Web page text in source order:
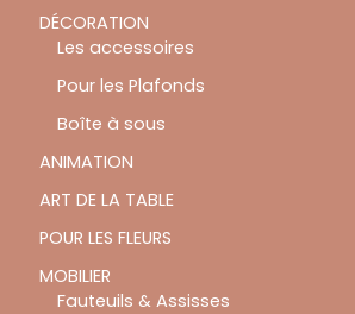
DÉCORATION
Les accessoires
Pour les Plafonds
Boîte à sous
ANIMATION
ART DE LA TABLE
POUR LES FLEURS
MOBILIER
Fauteuils & Assisses